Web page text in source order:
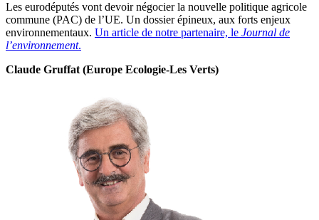
Les eurodéputés vont devoir négocier la nouvelle politique agricole
commune (PAC) de l’UE. Un dossier épineux, aux forts enjeux
environnementaux. Un article de notre partenaire, le Journal de
l’environnement.
Claude Gruffat (Europe Ecologie-Les Verts)